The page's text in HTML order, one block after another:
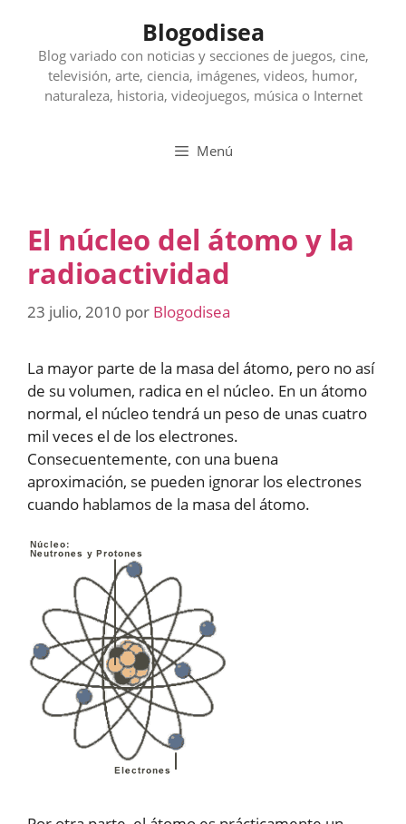
contenido
Blogodisea
Blog variado con noticias y secciones de juegos, cine,
televisión, arte, ciencia, imágenes, videos, humor,
naturaleza, historia, videojuegos, música o Internet
Menú
El núcleo del átomo y la
radioactividad
23 julio, 2010 por Blogodisea
La mayor parte de la masa del átomo, pero no así
de su volumen, radica en el núcleo. En un átomo
normal, el núcleo tendrá un peso de unas cuatro
mil veces el de los electrones.
Consecuentemente, con una buena
aproximación, se pueden ignorar los electrones
cuando hablamos de la masa del átomo.